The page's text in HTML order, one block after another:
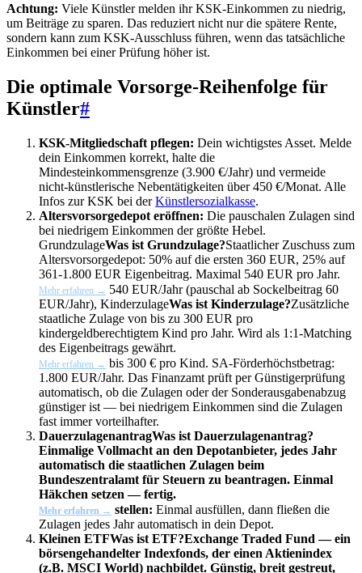
Achtung: Viele Künstler melden ihr KSK-Einkommen zu niedrig,
um Beiträge zu sparen. Das reduziert nicht nur die spätere Rente,
sondern kann zum KSK-Ausschluss führen, wenn das tatsächliche
Einkommen bei einer Prüfung höher ist.
Die optimale Vorsorge-Reihenfolge für
Künstler#
KSK-Mitgliedschaft pflegen: Dein wichtigstes Asset. Melde
dein Einkommen korrekt, halte die
Mindesteinkommensgrenze (3.900 €/Jahr) und vermeide
nicht-künstlerische Nebentätigkeiten über 450 €/Monat. Alle
Infos zur KSK bei derKünstlersozialkasse.
Altersvorsorgedepot eröffnen: Die pauschalen Zulagen sind
bei niedrigem Einkommen der größte Hebel.
GrundzulageWas ist Grundzulage?Staatlicher Zuschuss zum
Altersvorsorgedepot: 50% auf die ersten 360 EUR, 25% auf
361-1.800 EUR Eigenbeitrag. Maximal 540 EUR pro Jahr.
Mehr erfahren → 540 EUR/Jahr (pauschal ab Sockelbeitrag 60
EUR/Jahr), KinderzulageWas ist Kinderzulage?Zusätzliche
staatliche Zulage von bis zu 300 EUR pro
kindergeldberechtigtem Kind pro Jahr. Wird als 1:1-Matching
des Eigenbeitrags gewährt.
Mehr erfahren → bis 300 € pro Kind. SA-Förderhöchstbetrag:
1.800 EUR/Jahr. Das Finanzamt prüft per Günstigerprüfung
automatisch, ob die Zulagen oder der Sonderausgabenabzug
günstiger ist — bei niedrigem Einkommen sind die Zulagen
fast immer vorteilhafter.
DauerzulagenantragWas ist Dauerzulagenantrag?
Einmalige Vollmacht an den Depotanbieter, jedes Jahr
automatisch die staatlichen Zulagen beim
Bundeszentralamt für Steuern zu beantragen. Einmal
Häkchen setzen — fertig.
Mehr erfahren → stellen: Einmal ausfüllen, dann fließen die
Zulagen jedes Jahr automatisch in dein Depot.
Kleinen ETFWas ist ETF?Exchange Traded Fund — ein
börsengehandelter Indexfonds, der einen Aktienindex
(z.B. MSCI World) nachbildet. Günstig, breit gestreut,